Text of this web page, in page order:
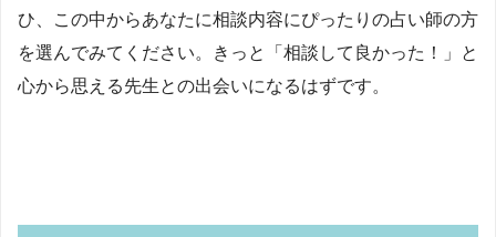
ひ、この中からあなたに相談内容にぴったりの占い師の方
を選んでみてください。きっと「相談して良かった！」と
心から思える先生との出会いになるはずです。